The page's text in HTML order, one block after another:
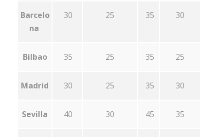
Barcelo
na
30 25 35 30
Bilbao 35 25 35 25
Madrid 30 25 35 30
Sevilla 40 30 45 35